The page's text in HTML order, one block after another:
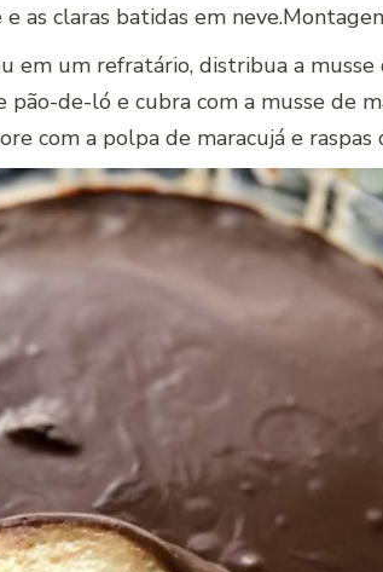
as claras batidas em
em um refratário, distribua a musse
pão-de-ló e cubra com a musse de
com a polpa de maracujá e raspas